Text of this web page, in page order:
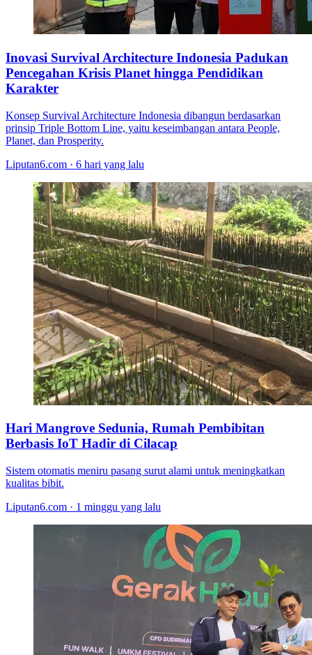
Inovasi Survival Architecture Indonesia Padukan
Pencegahan Krisis Planet hingga Pendidikan
Karakter
Konsep Survival Architecture Indonesia dibangun berdasarkan
prinsip Triple Bottom Line, yaitu keseimbangan antara People,
Planet, dan Prosperity.
Liputan6.com · 6 hari yang lalu
Hari Mangrove Sedunia, Rumah Pembibitan
Berbasis IoT Hadir di Cilacap
Sistem otomatis meniru pasang surut alami untuk meningkatkan
kualitas bibit.
Liputan6.com · 1 minggu yang lalu